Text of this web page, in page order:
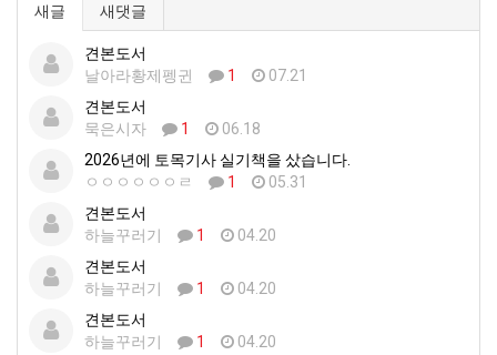
새글 새댓글
견본도서
날아라황제펭귄
1
07.21
견본도서
묵은시자
1
06.18
2026년에 토목기사 실기책을 샀습니다.
ㅇㅇㅇㅇㅇㅇㄹ
1
05.31
견본도서
하늘꾸러기
1
04.20
견본도서
하늘꾸러기
1
04.20
견본도서
하늘꾸러기
1
04.20